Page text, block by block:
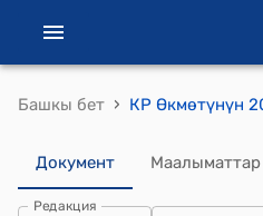
Башкы бет ›
Документ Маалыматтар
Редакция